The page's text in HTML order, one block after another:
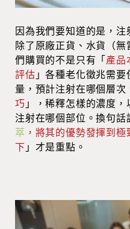
因為我們要知道的是，注
除了原廠正貨、水貨（
們購買的不是只有「產品
評估 」各種老化徵兆需
量，預計注射在哪個層
巧 」，稀釋怎樣的濃度，
注射在哪個部位。換句話
萃 ，將其的優勢發揮到
下 」才是重點。